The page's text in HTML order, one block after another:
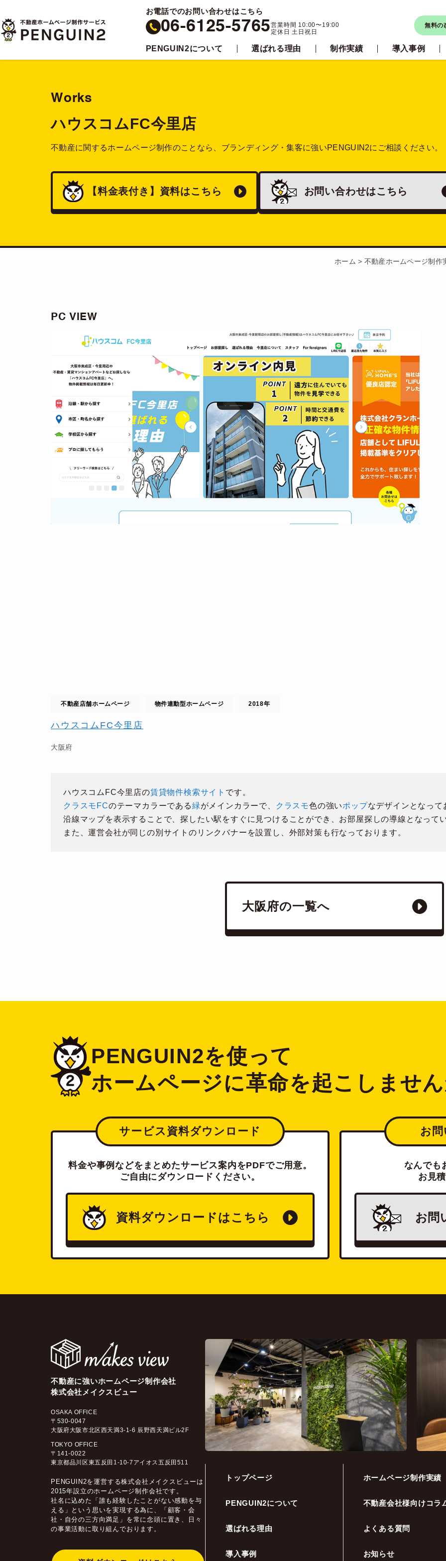
お電話でのお問い合わせはこちら
06-6125-5765営業時間 10:00〜19:00
定休日 土日祝日
無料の
PENGUIN2について 選ばれる理由 制作実績 導入事例
Works
ハウスコムFC今里店
不動産に関するホームページ制作のことなら、 ブランディング・集客に強いPENGUIN2にご相談ください。
【料金表付き】 資料はこちら お問い合わせはこちら
ホーム > 不動産ホームページ制作
PC VIEW
不動産店舗ホームページ 物件連動型ホームページ 2018年
ハウスコムFC今里店
大阪府
ハウスコムFC今里店の賃貸物件検索サイト です。
クラスモFCのテーマカラーである緑がメインカラーで、 クラスモ色の強いポップなデザインとなって
沿線マップを表示することで、探したい駅をすぐに見つけることができ、お部屋探しの導線となって
また、運営会社が同じの別サイトのリンクバナーを設置し、外部対策も行なっております。
大阪府の一覧へ
PENGUIN2を使って
ホームページに革命を起こしませ
サービス資料ダウンロード
料金や事例などをまとめたサービス案内をPDFでご用意。
ご自由にダウンロードください。
資料ダウンロードはこちら
お
なんでも
お見
お問
不動産に強いホームページ制作会社
株式会社メイクスビュー
OSAKA OFFICE
〒530-0047
大阪府大阪市北区西天満3-1-6 辰野西天満ビル2F
TOKYO OFFICE
〒141-0022
東京都品川区東五反田1-10-7アイオス五反田511
PENGUIN2を運営する株式会社メイクスビューは
2015年設立のホームページ制作会社です。
社名に込めた「誰も経験したことがない感動を与
える」という思いを実現する為に、「顧客・会
社・自分の三方向満足」を常に念頭に置き、日々
の事業活動に取り組んでおります。
トップページ
PENGUIN2について
選ばれる理由
導入事例
ホームページ制作実績
不動産会社様向けコラ
よくある質問
お知らせ